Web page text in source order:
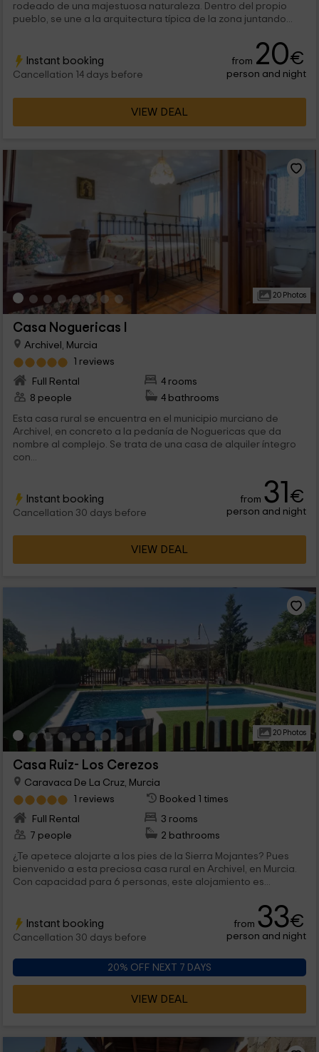
rodeado de una majestuosa naturaleza. Dentro del propio
pueblo, se une a la arquitectura típica de la zona juntando...
Instant booking
Cancellation 14 days before
from 20€
person and night
VIEW DEAL
20 Photos
Casa Noguericas I
Archivel, Murcia
1 reviews
Full Rental
4 rooms
8 people
4 bathrooms
Esta casa rural se encuentra en el municipio murciano de
Archivel, en concreto a la pedanía de Noguericas que da
nombre al complejo. Se trata de una casa de alquiler íntegro
con...
Instant booking
Cancellation 30 days before
from 31€
person and night
VIEW DEAL
20 Photos
Casa Ruiz- Los Cerezos
Caravaca De La Cruz, Murcia
1 reviews
Booked 1 times
Full Rental
3 rooms
7 people
2 bathrooms
¿Te apetece alojarte a los pies de la Sierra Mojantes? Pues
bienvenido a esta preciosa casa rural en Archivel, en Murcia.
Con capacidad para 6 personas, este alojamiento es...
Instant booking
Cancellation 30 days before
from 33€
person and night
20% OFF NEXT 7 DAYS
VIEW DEAL